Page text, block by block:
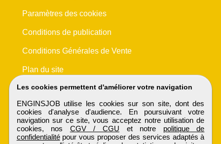
Les cookies permettent d'améliorer votre navigation
ENGINSJOB utilise les cookies sur son site, dont des
cookies d'analyse d'audience. En poursuivant votre
navigation sur ce site, vous acceptez notre utilisation de
cookies, nos CGV / CGU et notre politique de
confidentialitépour vous proposer des services adaptés à
Paramètres des cookies
Conditions de publication
Conditions Générales de Vente
Plan du site